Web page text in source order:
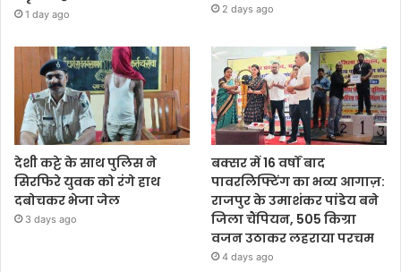
1 day ago 2 days ago
देशी कट्टे के साथ पुलिस ने
सिरफिरे युवक को रंगे हाथ
दबोचकर भेजा जेल
3 days ago
बक्सर में 16 वर्षों बाद
पावरलिफ्टिंग का भव्य आगाज़:
राजपुर के उमाशंकर पांडेय बने
जिला चैंपियन, 505 किग्रा
वजन उठाकर लहराया परचम
4 days ago